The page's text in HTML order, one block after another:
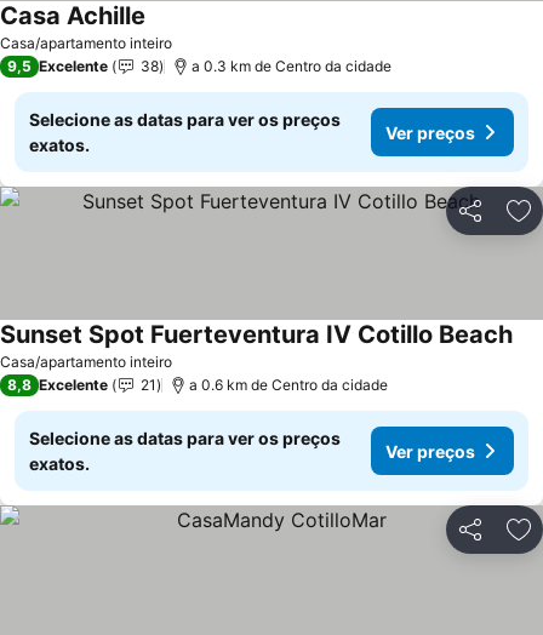
Casa/apartamento inteiro
Casa Achille
9,5 Excelente 38 a 0.3 km de Centro da cidade
Selecione as datas para ver os preços
exatos.
Ver preços
Partilhar
Casa/apartamento inteiro
Sunset Spot Fuerteventura IV Cotillo Beach
8,8 Excelente 21 a 0.6 km de Centro da cidade
Selecione as datas para ver os preços
exatos.
Ver preços
Partilhar